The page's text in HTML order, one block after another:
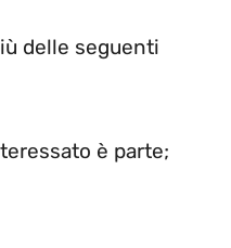
delle seguenti
è parte;